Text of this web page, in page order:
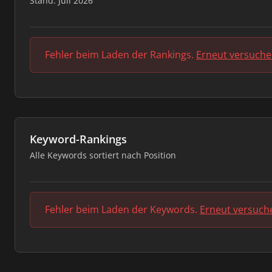
Fehler beim Laden der Rankings. Erneut
Keyword-Rankings
Alle Keywords sortiert nach Position
Fehler beim Laden der Keywords. Erneut